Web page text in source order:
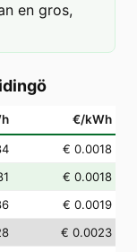
en gros,
€/kWh
€ 0.0018
€ 0.0018
€ 0.0019
€ 0.0023